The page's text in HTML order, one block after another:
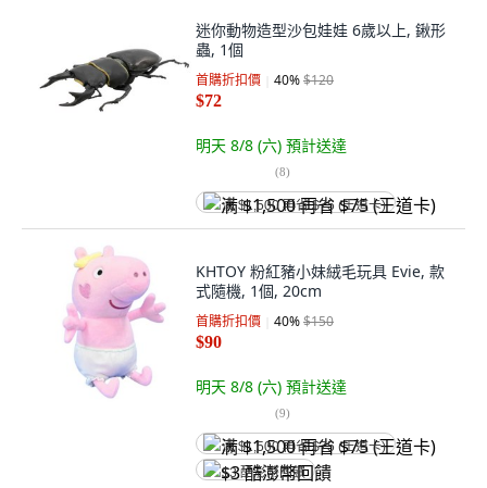
迷你動物造型沙包娃娃 6歲以上, 鍬形
蟲, 1個
首購折扣價 40%$120
$72
明天 8/8 (六) 預計送達
(8)
满 $1,500 再省 $75 (王道卡)
KHTOY 粉紅豬小妹絨毛玩具 Evie, 款
式隨機, 1個, 20cm
首購折扣價 40%$150
$90
明天 8/8 (六) 預計送達
(9)
满 $1,500 再省 $75 (王道卡)
$3 酷澎幣回饋